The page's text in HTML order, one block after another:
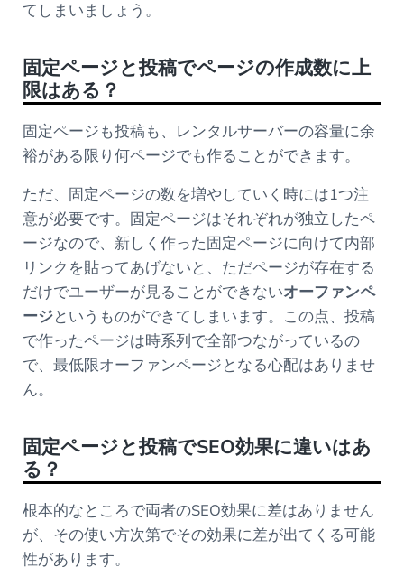
てしまいましょう。
固定ページと投稿でページの作成数に上
限はある？
固定ページも投稿も、レンタルサーバーの容量に余
裕がある限り何ページでも作ることができます。
ただ、固定ページの数を増やしていく時には1つ注
意が必要です。固定ページはそれぞれが独立したペ
ージなので、新しく作った固定ページに向けて内部
リンクを貼ってあげないと、ただページが存在する
だけでユーザーが見ることができないオーファンペ
ージというものができてしまいます。この点、投稿
で作ったページは時系列で全部つながっているの
で、最低限オーファンページとなる心配はありませ
ん。
固定ページと投稿でSEO効果に違いはあ
る？
根本的なところで両者のSEO効果に差はありません
が、その使い方次第でその効果に差が出てくる可能
性があります。